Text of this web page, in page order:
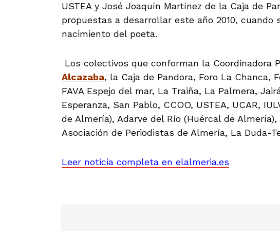
USTEA y José Joaquín Martínez de la Caja de
propuestas a desarrollar este año 2010,
nacimiento del poeta.
Los colectivos que conforman la Coordinadora
Alcazaba, la Caja de Pandora, Foro La Chanca,
FAVA Espejo del mar, La Traiña, La Palmera,
Esperanza, San Pablo, CCOO, USTEA, UCAR,
de Almería), Adarve del Río (Huércal de
Asociación de Periodistas de Almería, La Duda-
Leer noticia completa en elalmeria.es